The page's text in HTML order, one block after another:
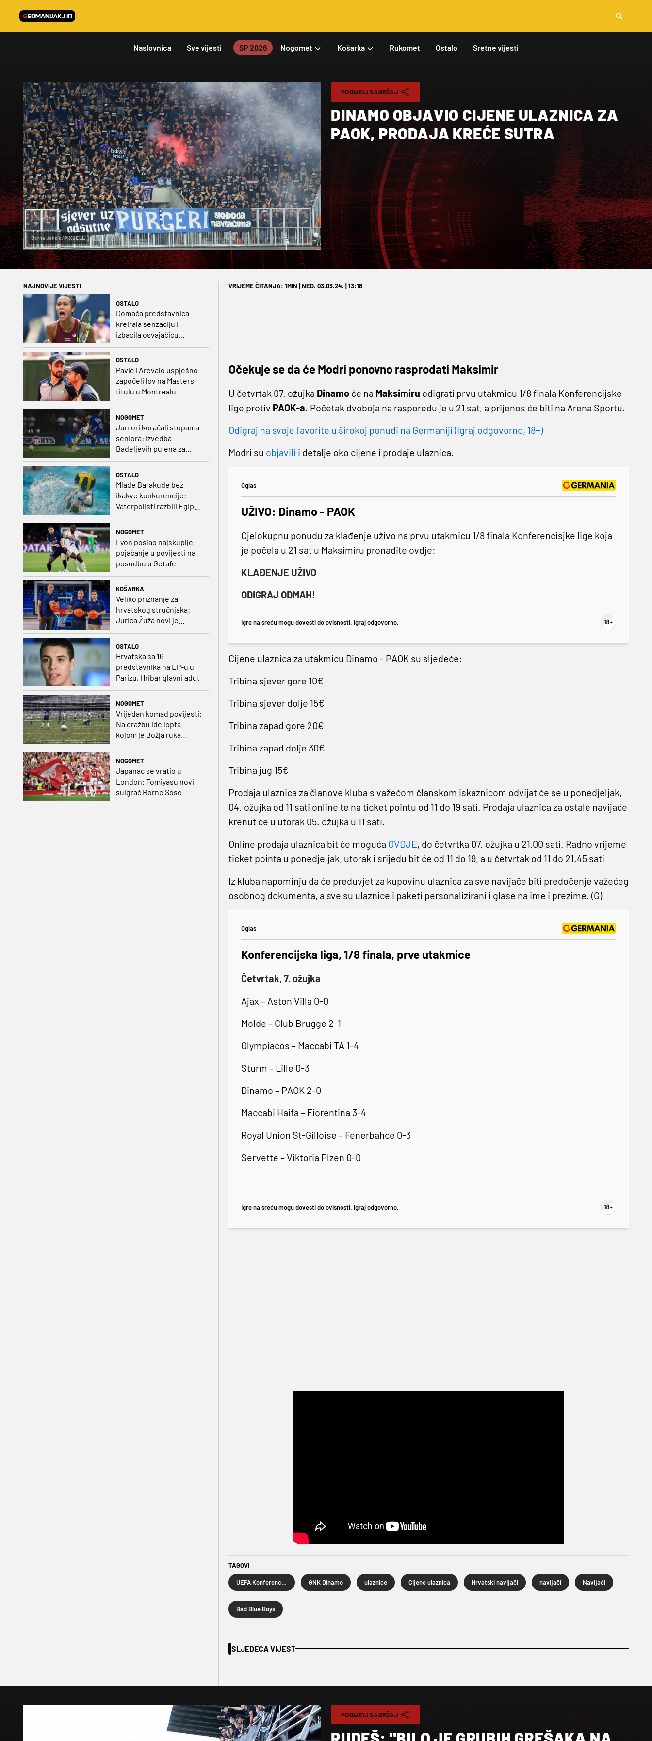
Naslovnica Sve vijesti SP 2026 Nogomet Košarka Rukomet Ostalo Sretne vijesti
Borna Jaksic/PIXSELL
PODIJELI SADRŽAJ
DINAMO OBJAVIO CIJENE ULAZNICA ZA
PAOK, PRODAJA KREĆE SUTRA
NAJNOVIJE VIJESTI
OSTALO
Domaća predstavnica
kreirala senzaciju i
izbacila osvajačicu
OSTALO
Pavić i Arevalo uspješno
započeli lov na Masters
titulu u Montrealu
NOGOMET
Juniori koračali stopama
seniora: Izvedba
Badeljevih pulena za
čistu peticu protiv
OSTALO
Mlade Barakude bez
ikakve konkurencije:
Vaterpolisti razbili Egipat
za polufinale SP-a!
NOGOMET
Lyon poslao najskuplje
pojačanje u povijesti na
posudbu u Getafe
KOŠARKA
Veliko priznanje za
hrvatskog stručnjaka:
Jurica Žuža novi je
OSTALO
Hrvatska sa 16
predstavnika na EP-u u
Parizu, Hribar glavni adut
NOGOMET
Vrijedan komad povijesti:
Na dražbu ide lopta
kojom je Božja ruka
NOGOMET
Japanac se vratio u
London: Tomiyasu novi
suigrač Borne Sose
VRIJEME ČITANJA: 1MIN | NED. 03.03.24. | 13:18
Očekuje se da će Modri ponovno rasprodati Maksimir
U četvrtak 07. ožujka Dinamo će na Maksimiru odigrati prvu utakmicu 1/8 finala Konferencijske
lige protiv PAOK-a. Početak dvoboja na rasporedu je u 21 sat, a prijenos će biti na Arena Sportu.
Odigraj na svoje favorite u širokoj ponudi na Germaniji (Igraj odgovorno, 18+)
Modri su objavili i detalje oko cijene i prodaje ulaznica.
Oglas
UŽIVO: Dinamo - PAOK
Cjelokupnu ponudu za klađenje uživo na prvu utakmicu 1/8 finala Konferencisjke lige koja
je počela u 21 sat u Maksimiru pronađite ovdje:
KLAĐENJE UŽIVO
ODIGRAJ ODMAH!
Igre na sreću mogu dovesti do ovisnosti. Igraj odgovorno.
Cijene ulaznica za utakmicu Dinamo - PAOK su sljedeće:
Tribina sjever gore 10€
Tribina sjever dolje 15€
Tribina zapad gore 20€
Tribina zapad dolje 30€
Tribina jug 15€
Prodaja ulaznica za članove kluba s važećom članskom iskaznicom odvijat će se u ponedjeljak,
04. ožujka od 11 sati online te na ticket pointu od 11 do 19 sati. Prodaja ulaznica za ostale navijače
krenut će u utorak 05. ožujka u 11 sati.
Online prodaja ulaznica bit će moguća OVDJE, do četvrtka 07. ožujka u 21.00 sati. Radno vrijeme
ticket pointa u ponedjeljak, utorak i srijedu bit će od 11 do 19, a u četvrtak od 11 do 21.45 sati
Iz kluba napominju da će preduvjet za kupovinu ulaznica za sve navijače biti predočenje važećeg
osobnog dokumenta, a sve su ulaznice i paketi personalizirani i glase na ime i prezime. (G)
Oglas
Konferencijska liga, 1/8 finala, prve utakmice
Četvrtak, 7. ožujka
Ajax – Aston Villa 0-0
Molde – Club Brugge 2-1
Olympiacos – Maccabi TA 1-4
Sturm – Lille 0-3
Dinamo – PAOK 2-0
Maccabi Haifa – Fiorentina 3-4
Royal Union St-Gilloise – Fenerbahce 0-3
Servette – Viktoria Plzen 0-0
Igre na sreću mogu dovesti do ovisnosti. Igraj odgovorno.
TAGOVI
UEFA Konferencijska liga GNK Dinamo ulaznice Cijene ulaznica Hrvatski navijači navijači Navijači
Bad Blue Boys
SLJEDEĆA VIJEST
PODIJELI SADRŽAJ